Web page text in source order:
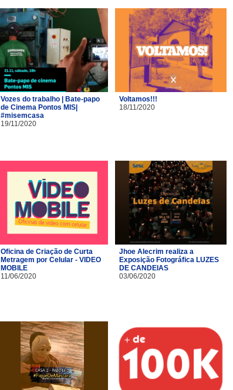
Vozes do trabalho | Bate-papo
de Cinema Pontos MIS|
#misemcasa
19/11/2020
Voltamos!!!
18/11/2020
Oficina de Criação de Curta
Metragem por Celular - VIDEO
MOBILE
11/06/2020
Jhoe Alecrim realiza a
Exposição Fotográfica LUZES
DE CANDEIAS
03/06/2020